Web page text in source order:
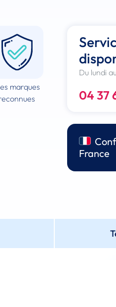
marques
Du lundi
04 37
France